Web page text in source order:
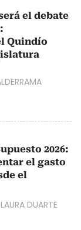
el debate
Quindío
2026:
el gasto
el
LAURA DUARTE